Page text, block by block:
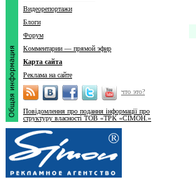
Видеорепортажи
Блоги
Форум
Комментарии — прямой эфир
Карта сайта
Реклама на сайте
что это?
Повідомлення про подання інформації про
структуру власності ТОВ «ТРК «СІМОН.»